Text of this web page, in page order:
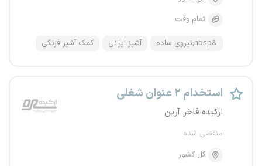
تمام وقت
&nbsp;نیروی ساده آشپز ایرانی کمک آشپز فرنگی
استخدام ۲ عنوان شغلی
ارکیده فاخر آرین
منقضی شده
کل کشور